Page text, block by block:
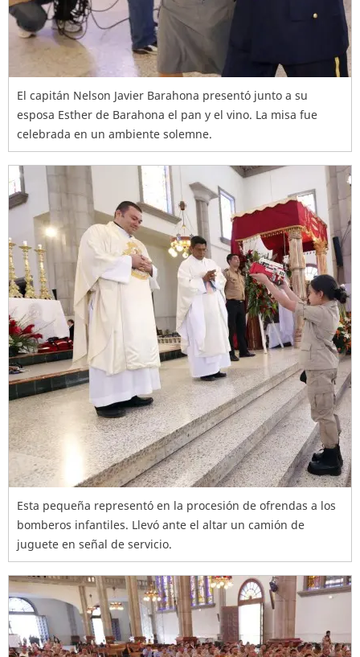
El capitán Nelson Javier Barahona presentó junto a su
esposa Esther de Barahona el pan y el vino. La misa fue
celebrada en un ambiente solemne.
Esta pequeña representó en la procesión de ofrendas a los
bomberos infantiles. Llevó ante el altar un camión de
juguete en señal de servicio.